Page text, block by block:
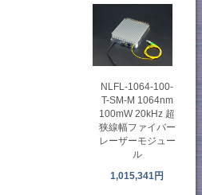
NLFL-1064-100-
T-SM-M 1064nm
100mW 20kHz 超
狭線幅ファイバー
レーザーモジュー
ル
1,015,341円